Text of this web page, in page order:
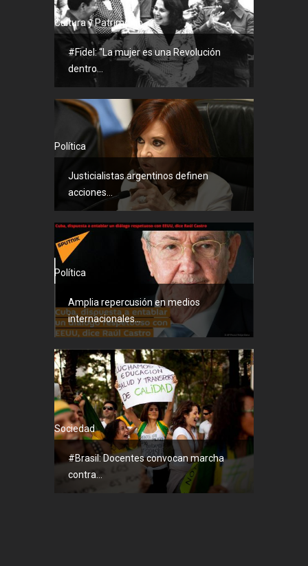
Cultura y Patrimonio
#Fidel: “La mujer es una Revolución
dentro...
Política
Justicialistas argentinos definen
acciones...
Política
Amplia repercusión en medios
internacionales...
Sociedad
#Brasil: Docentes convocan marcha
contra...